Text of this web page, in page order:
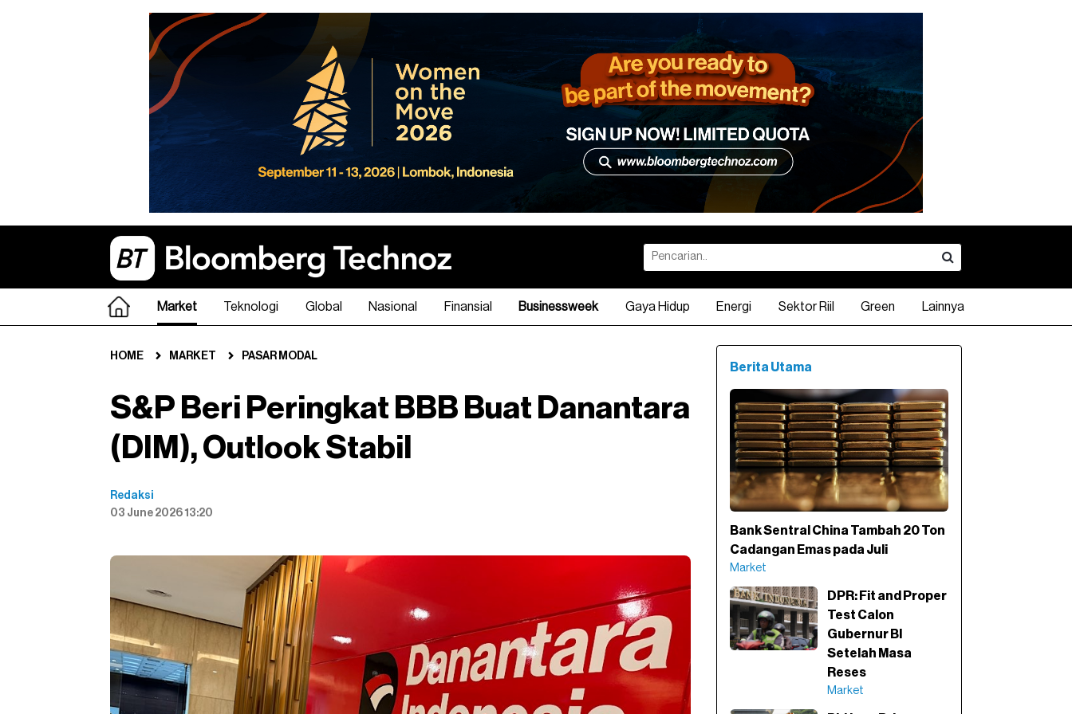
Market Teknologi Global Nasional Finansial Businessweek Gaya Hidup Energi Sektor Riil Green Lainnya
HOME MARKET PASAR MODAL
S&P Beri Peringkat BBB Buat Danantara
(DIM), Outlook Stabil
Redaksi
03 June 2026 13:20
Berita Utama
Bank Sentral China Tambah 20 Ton
Cadangan Emas pada Juli
Market
DPR: Fit and Proper
Test Calon
Gubernur BI
Setelah Masa
Reses
Market